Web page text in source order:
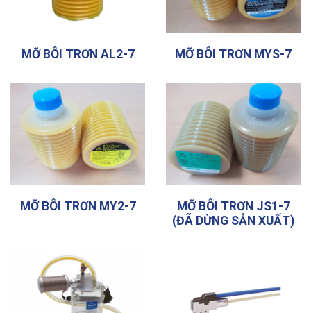
MỠ BÔI TRƠN AL2-7 MỠ BÔI TRƠN MYS-7
MỠ BÔI TRƠN MY2-7
MỠ BÔI TRƠN JS1-7
(ĐÃ DỪNG SẢN XUẤT)